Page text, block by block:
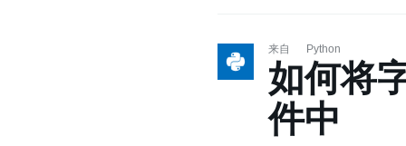
来自 Python
如何将
件中